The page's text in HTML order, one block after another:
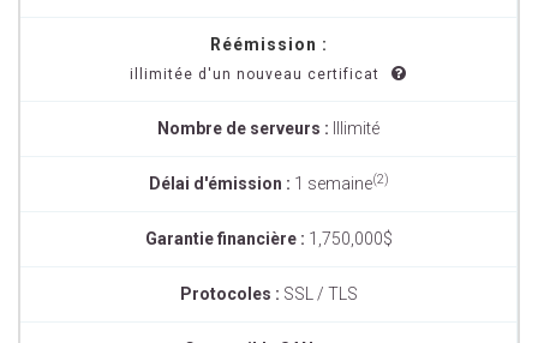
Réémission :
illimitée d'un nouveau certificat
Nombre de serveurs : Illimité
Délai d'émission : 1 semaine(2)
Garantie financière : 1,750,000$
Protocoles : SSL / TLS